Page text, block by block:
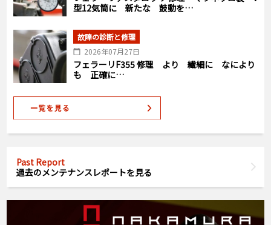
型12気筒に 新たな 鼓動を…
故障の診断と修理
2026年07月27日
フェラーリF355 修理 より 繊細に なにより
も 正確に…
Past Report
過去のメンテナンスレポートを見る